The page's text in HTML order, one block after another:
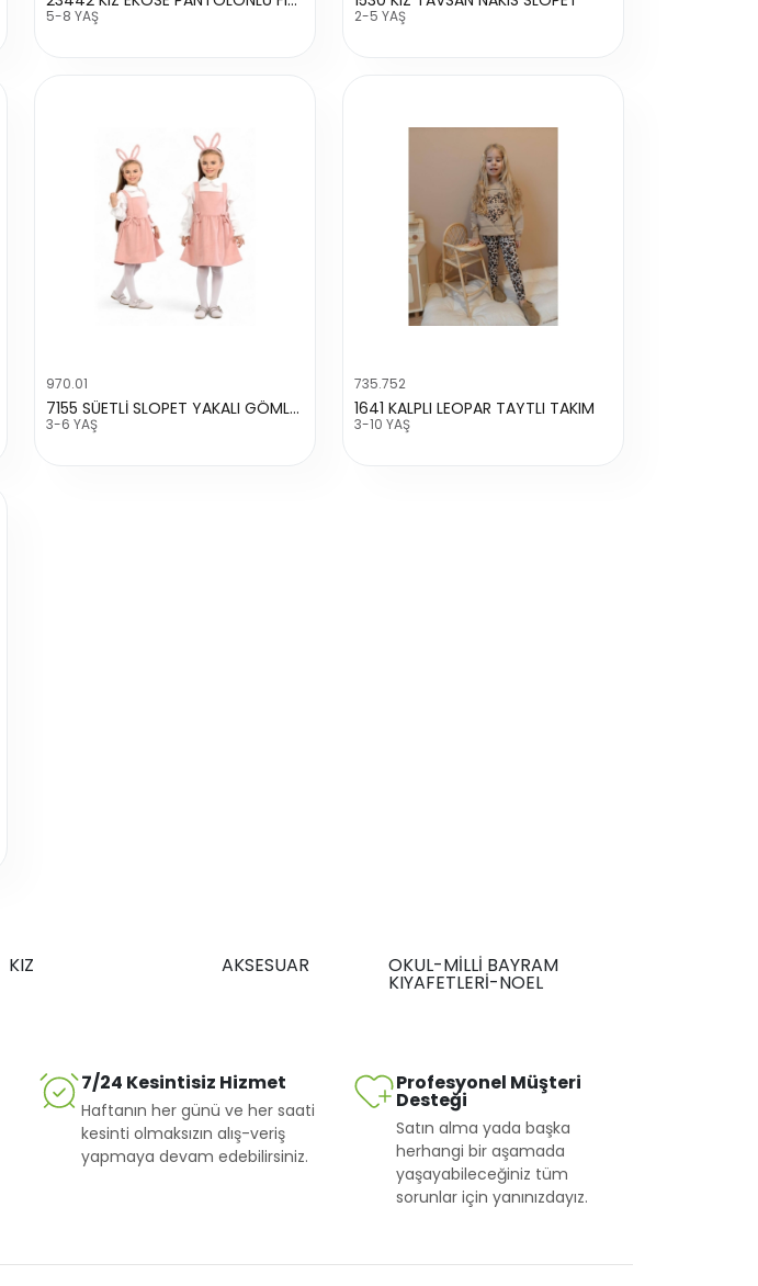
5-8 YAŞ 2-5 YAŞ
970.01
7155 SÜETLİ SLOPET YAKALI GÖMLEKLI
3-6 YAŞ
735.752
1641 KALPLI LEOPAR TAYTLI TAKIM
3-10 YAŞ
KIZ AKSESUAR OKUL-MİLLİ BAYRAM
KIYAFETLERİ-NOEL
7/24 Kesintisiz Hizmet
Haftanın her günü ve her saati
kesinti olmaksızın alış-veriş
yapmaya devam edebilirsiniz.
Profesyonel Müşteri
Desteği
Satın alma yada başka
herhangi bir aşamada
yaşayabileceğiniz tüm
sorunlar için yanınızdayız.